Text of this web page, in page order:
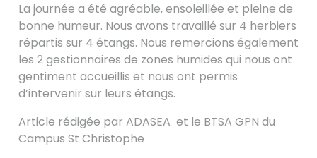
La journée a été agréable, ensoleillée et pleine de
bonne humeur. Nous avons travaillé sur 4 herbiers
répartis sur 4 étangs. Nous remercions également
les 2 gestionnaires de zones humides qui nous ont
gentiment accueillis et nous ont permis
d’intervenir sur leurs étangs.
Article rédigée par ADASEA et le BTSA GPN du
Campus St Christophe